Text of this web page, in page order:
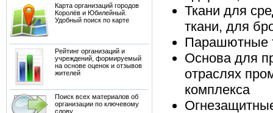
Карта организаций городов
Королёв и Юбилейный.
Удобный поиск по карте
Рейтинг организаций и
учреждений, формируемый
на основе оценок и отзывов
жителей
Поиск всех материалов об
организации по ключевому
слову
Ткани для
ткани, для
Парашютные
Основа для
отраслях
комплекса